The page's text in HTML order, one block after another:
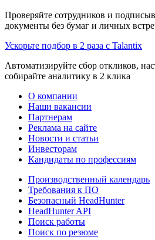
Проверяйте сотрудников и
документы без бумаг и личных
Ускорьте подбор в 2 раза с Talantix
Автоматизируйте сбор откликов,
собирайте аналитику в 2 клика
О компании
Наши вакансии
Партнерам
Реклама на сайте
Новости и статьи
Инвесторам
Кандидаты по профессиям
Производственный календарь
Требования к ПО
Безопасный HeadHunter
HeadHunter API
Поиск работы
Поиск по резюме